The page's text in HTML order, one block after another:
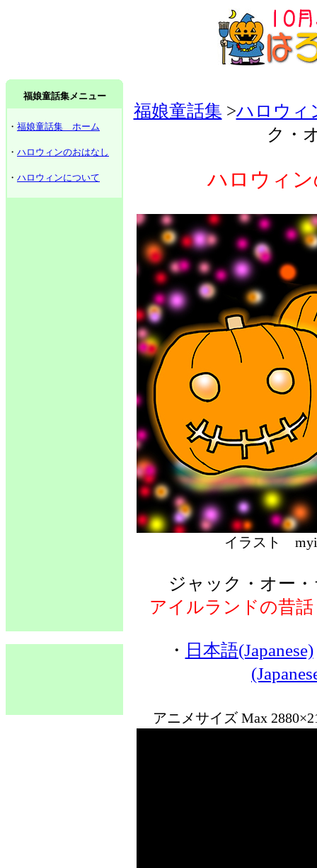
福娘童話集メニュー
・ 福娘童話集 ホーム
・ ハロウィンのおはなし
・ ハロウィンについて
福娘童話集 >ハロウィ
ク・
ハロウィ
イラスト
ジャック・オー
アイルランドの昔話
・ 日本語(Japanese)
アニメサイズ Max